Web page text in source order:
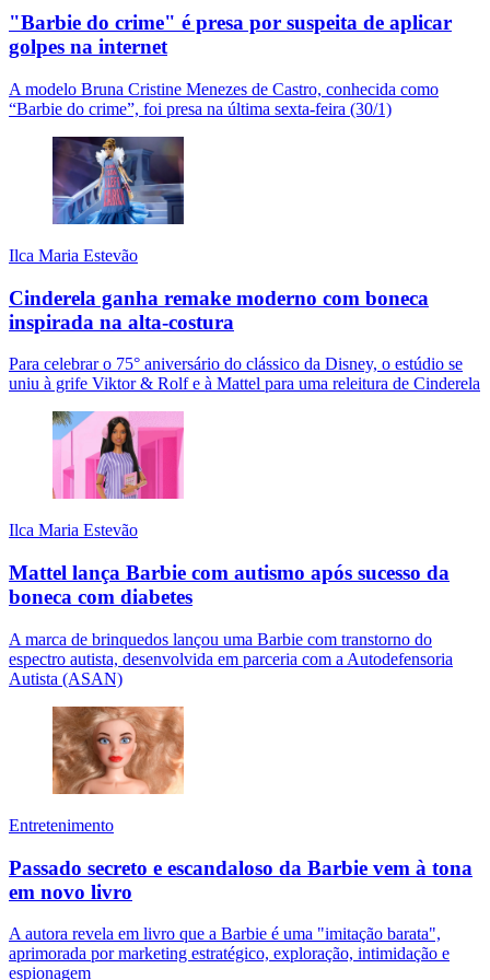
"Barbie do crime" é presa por suspeita de aplicar
golpes na internet
A modelo Bruna Cristine Menezes de Castro, conhecida como
“Barbie do crime”, foi presa na última sexta-feira (30/1)
Ilca Maria Estevão
Cinderela ganha remake moderno com boneca
inspirada na alta-costura
Para celebrar o 75° aniversário do clássico da Disney, o estúdio se
uniu à grife Viktor & Rolf e à Mattel para uma releitura de Cinderela
Ilca Maria Estevão
Mattel lança Barbie com autismo após sucesso da
boneca com diabetes
A marca de brinquedos lançou uma Barbie com transtorno do
espectro autista, desenvolvida em parceria com a Autodefensoria
Autista (ASAN)
Entretenimento
Passado secreto e escandaloso da Barbie vem à tona
em novo livro
A autora revela em livro que a Barbie é uma "imitação barata",
aprimorada por marketing estratégico, exploração, intimidação e
espionagem